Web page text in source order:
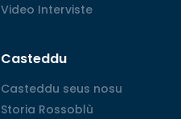
Video Interviste
Video Interviste
Casteddu
Casteddu seus nosu
Casteddu seus nosu
Storia Rossoblù
Storia Rossoblù